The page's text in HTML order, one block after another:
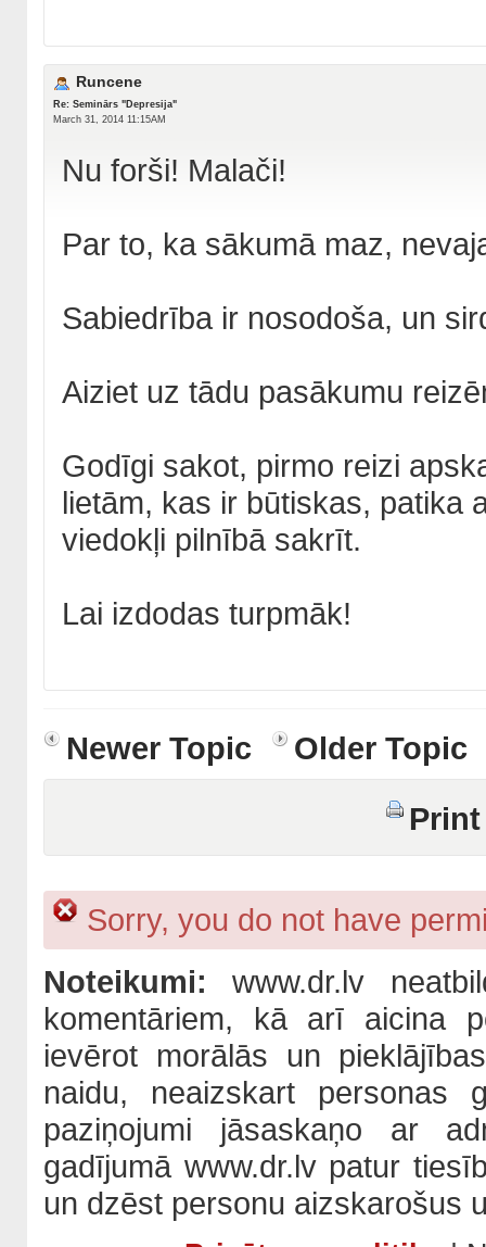
Runcene
Re: Seminārs "Depresija"
March 31, 2014 11:15AM
Nu forši! Malači!
Par to, ka sākumā maz,
Sabiedrība ir nosodoša, un
Aiziet uz tādu pasākumu
Godīgi sakot, pirmo reizi
lietām, kas ir būtiskas, patika
viedokļi pilnībā sakrīt.
Lai izdodas turpmāk!
Newer Topic
Older Topic
Sorry, you do not have
Noteikumi:www.dr.lv
komentāriem, kā arī aicina
ievērot morālās un
naidu, neaizskart personas
paziņojumi jāsaskaņo ar
gadījumā www.dr.lv patur
un dzēst personu aizskarošus